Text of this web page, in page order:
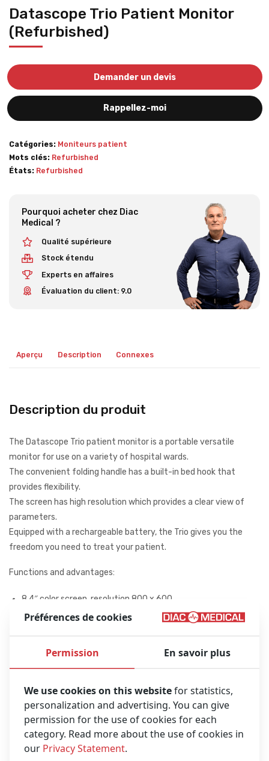
Datascope Trio Patient Monitor
(Refurbished)
Demander un devis
Rappellez-moi
Catégories: Moniteurs patient
Mots clés: Refurbished
États: Refurbished
Pourquoi acheter chez Diac
Medical ?
Qualité supérieure
Stock étendu
Experts en affaires
Évaluation du client: 9.0
Aperçu Description Connexes
Description du produit
The Datascope Trio patient monitor is a portable versatile
monitor for use on a variety of hospital wards.
The convenient folding handle has a built-in bed hook that
provides flexibility.
The screen has high resolution which provides a clear view of
parameters.
Equipped with a rechargeable battery, the Trio gives you the
freedom you need to treat your patient.
Functions and advantages:
8,4″ color screen, resolution 800 x 600
3 or 5 Lead ECG
Temperature
built-in bed rail hook for maximum
flexibility and easy operation
Built-in power supply for easy transport from one
location to the next
Serial output for connection to other devices
Préférences de cookies
Permission En savoir plus
We use cookies on this websitefor statistics,
personalization and advertising. You can give
permission for the use of cookies for each
category. Read more about the use of cookies in
our Privacy Statement.